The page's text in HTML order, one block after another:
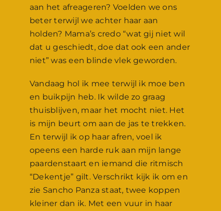
aan het afreageren? Voelden we ons
beter terwijl we achter haar aan
holden? Mama’s credo “wat gij niet wil
dat u geschiedt, doe dat ook een ander
niet” was een blinde vlek geworden.
Vandaag hol ik mee terwijl ik moe ben
en buikpijn heb. Ik wilde zo graag
thuisblijven, maar het mocht niet. Het
is mijn beurt om aan de jas te trekken.
En terwijl ik op haar afren, voel ik
opeens een harde ruk aan mijn lange
paardenstaart en iemand die ritmisch
“Dekentje” gilt. Verschrikt kijk ik om en
zie Sancho Panza staat, twee koppen
kleiner dan ik. Met een vuur in haar